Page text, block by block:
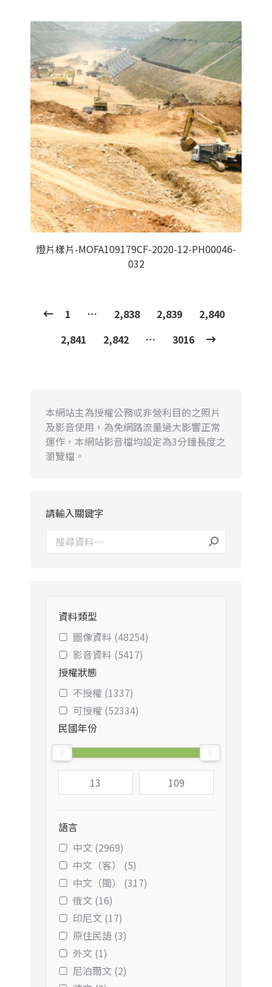
燈片樣片-MOFA109179CF-2020-12-PH00046-
032
1 … 2,838 2,839
2,840
2,841
2,842 … 3016
本網站主為授權公務或非營利目的之照片
及影音使用，為免網路流量過大影響正常
運作，本網站影音檔均設定為3分鐘長度之
瀏覽檔。
請輸入關鍵字
資料類型
圖像資料 (48254)
影音資料 (5417)
授權狀態
不授權 (1337)
可授權 (52334)
民國年份
語言
中文 (2969)
中文（客） (5)
中文（閩） (317)
俄文 (16)
印尼文 (17)
原住民語 (3)
外文 (1)
尼泊爾文 (2)